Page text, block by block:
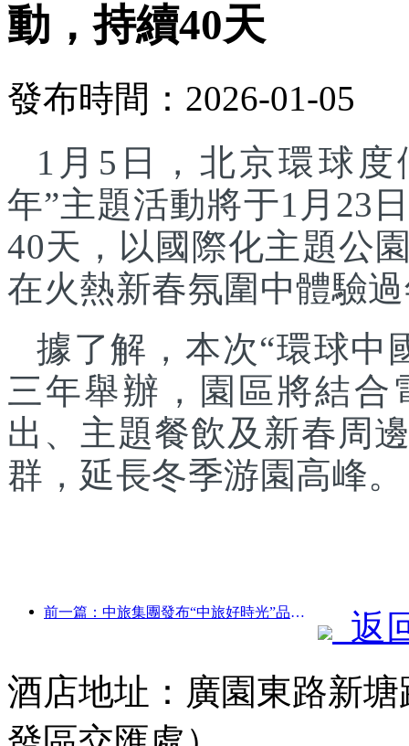
動，持續40天
發布時間：2026-01-05
1月5日，北京環球度
年”主題活動將于1月23
40天，以國際化主題公
在火熱新春氛圍中體驗
據了解，本次“環球中
三年舉辦，園區將結合
出、主題餐飲及新春周
群，延長冬季游園高峰。
前一篇：中旅集團發布“中旅好時光”品牌，布局銀發旅游市場
返
酒店地址：廣園東路新